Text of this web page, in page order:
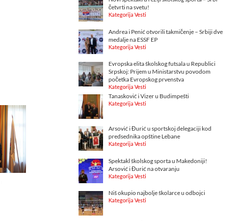
četvrti na svetu!
Kategorija Vesti
Andrea i Penić otvorili takmičenje – Srbiji dve
medalje na ESSF EP
Kategorija Vesti
Evropska elita školskog futsala u Republici
Srpskoj: Prijem u Ministarstvu povodom
početka Evropskog prvenstva
Kategorija Vesti
Tanasković i Vizer u Budimpešti
Kategorija Vesti
Arsović i Đurić u sportskoj delegaciji kod
predsednika opštine Lebane
Kategorija Vesti
Spektakl školskog sporta u Makedoniji!
Arsović i Đurić na otvaranju
Kategorija Vesti
Niš okupio najbolje školarce u odbojci
Kategorija Vesti